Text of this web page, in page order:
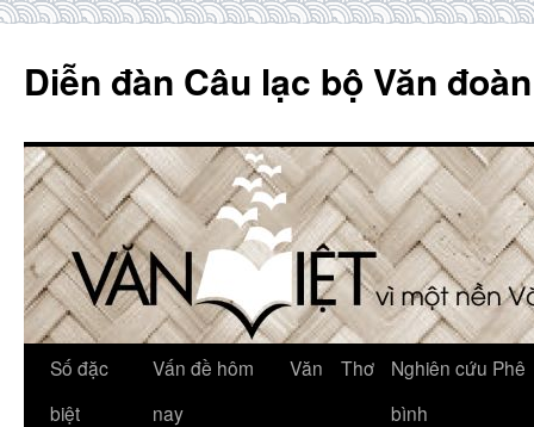
content
Diễn đàn Câu lạc bộ Văn
Số đặc
biệt
Vấn đề hôm
nay
Văn Thơ
Nghiên cứu Phê
bình